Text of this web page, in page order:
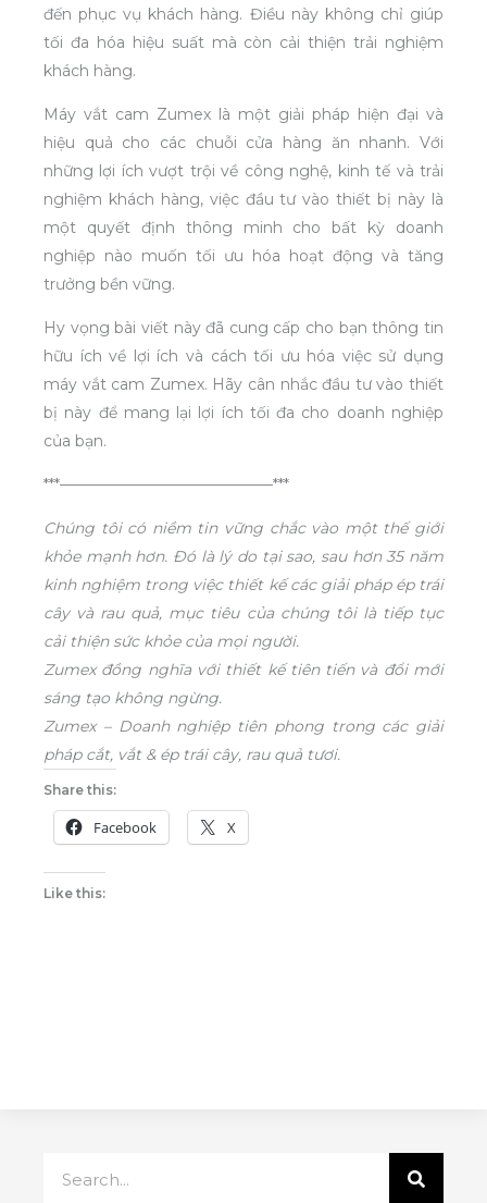
đến phục vụ khách hàng. Điều này không chỉ giúp
tối đa hóa hiệu suất mà còn cải thiện trải nghiệm
khách hàng.
Máy vắt cam Zumex là một giải pháp hiện đại và
hiệu quả cho các chuỗi cửa hàng ăn nhanh. Với
những lợi ích vượt trội về công nghệ, kinh tế và trải
nghiệm khách hàng, việc đầu tư vào thiết bị này là
một quyết định thông minh cho bất kỳ doanh
nghiệp nào muốn tối ưu hóa hoạt động và tăng
trưởng bền vững.
Hy vọng bài viết này đã cung cấp cho bạn thông tin
hữu ích về lợi ích và cách tối ưu hóa việc sử dụng
máy vắt cam Zumex. Hãy cân nhắc đầu tư vào thiết
bị này để mang lại lợi ích tối đa cho doanh nghiệp
của bạn.
***——————————————***
Chúng tôi có niềm tin vững chắc vào một thế giới
khỏe mạnh hơn. Đó là lý do tại sao, sau hơn 35 năm
kinh nghiệm trong việc thiết kế các giải pháp ép trái
cây và rau quả, mục tiêu của chúng tôi là tiếp tục
cải thiện sức khỏe của mọi người.
Zumex đồng nghĩa với thiết kế tiên tiến và đổi mới
sáng tạo không ngừng.
Zumex – Doanh nghiệp tiên phong trong các giải
pháp cắt, vắt & ép trái cây, rau quả tươi.
Share this:
Facebook X
Like this: